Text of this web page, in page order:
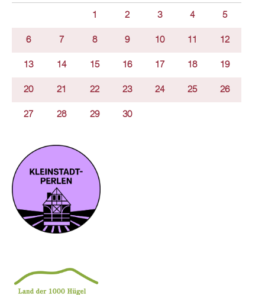
1 2 3 4 5
6 7 8 9 10 11 12
13 14 15 16 17 18 19
20 21 22 23 24 25 26
27 28 29 30